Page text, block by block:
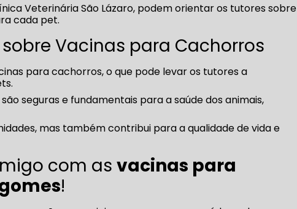
Veterinária São Lázaro, podem orientar os tutores sobre
cada pet.
Vacinas para Cachorros
para cachorros, o que pode levar os tutores a
seguras e fundamentais para a saúde dos animais,
mas também contribui para a qualidade de vida e
com asvacinas para
!